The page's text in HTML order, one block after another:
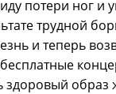
потери ног и
трудной
и теперь
здоровый образ